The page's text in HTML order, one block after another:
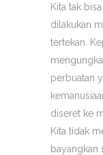
Kita tak
dilakukan
tertekan.
perbuatan
diseret ke
Kita tidak
bayangkan